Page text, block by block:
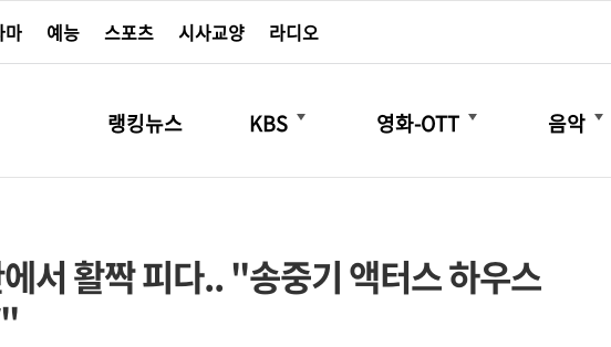
마 예능 스포츠 시사교양 라디오
랭킹뉴스 KBS
더보기
영화-OTT
더보기
음악
더보기
서 활짝 피다.. "송중기 액터스 하우스